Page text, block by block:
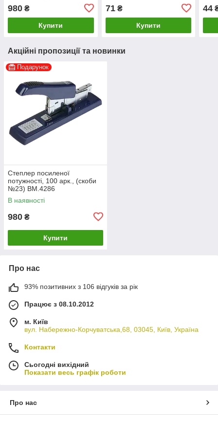
980 ₴
Купити
71₴
Купити
44
Акційні пропозиції та новинки
Подарунок
Степлер посиленої
потужності, 100 арк., (скоби
№23) BM.4286
В наявності
980 ₴
Купити
Про нас
93% позитивних з 106 відгуків за рік
Працює з 08.10.2012
м. Київ
вул. Набережно-Корчуватська,68, 03045, Київ, Україна
Контакти
Сьогодні вихідний
Показати весь графік роботи
Про нас